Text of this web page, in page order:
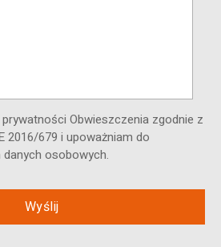
Obwieszczenia zgodnie z
2016/679 i upoważniam do
osobowych.